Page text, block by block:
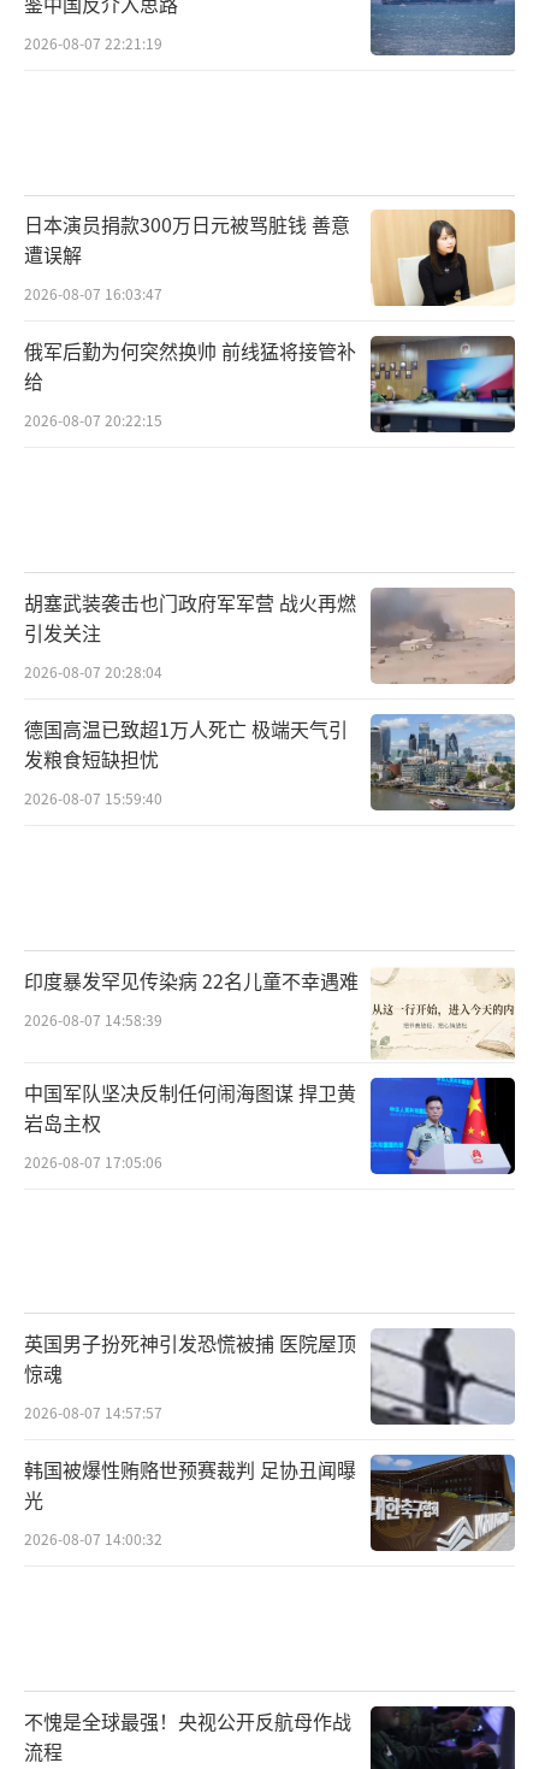
2026-08-07 22:21:19
日本演员捐款300万日元被骂脏钱 善意
遭误解
2026-08-07 16:03:47
俄军后勤为何突然换帅 前线猛将接管补
给
2026-08-07 20:22:15
胡塞武装袭击也门政府军军营 战火再燃
引发关注
2026-08-07 20:28:04
德国高温已致超1万人死亡 极端天气引
发粮食短缺担忧
2026-08-07 15:59:40
印度暴发罕见传染病 22名儿童不幸遇难
2026-08-07 14:58:39
中国军队坚决反制任何闹海图谋 捍卫黄
岩岛主权
2026-08-07 17:05:06
英国男子扮死神引发恐慌被捕 医院屋顶
惊魂
2026-08-07 14:57:57
韩国被爆性贿赂世预赛裁判 足协丑闻曝
光
2026-08-07 14:00:32
不愧是全球最强！央视公开反航母作战
流程